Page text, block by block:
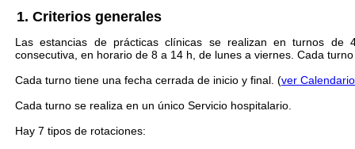
1. Criterios generales
Las estancias de prácticas clínicas se realizan en turnos de
consecutiva, en horario de 8 a 14 h, de lunes a viernes. Cada
Cada turno tiene una fecha cerrada de inicio y final. (ver Calendario
Cada turno se realiza en un único Servicio hospitalario.
Hay 7 tipos de rotaciones: